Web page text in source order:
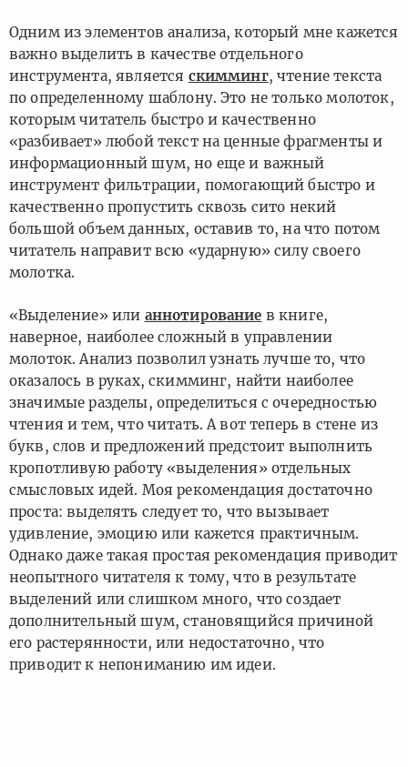
Одним из элементов анализа, который мне кажется
важно выделить в качестве отдельного
инструмента, является скимминг, чтение текста
по определенному шаблону. Это не только молоток,
которым читатель быстро и качественно
«разбивает» любой текст на ценные фрагменты и
информационный шум, но еще и важный
инструмент фильтрации, помогающий быстро и
качественно пропустить сквозь сито некий
большой объем данных, оставив то, на что потом
читатель направит всю «ударную» силу своего
молотка.
«Выделение» или аннотирование в книге,
наверное, наиболее сложный в управлении
молоток. Анализ позволил узнать лучше то, что
оказалось в руках, скимминг, найти наиболее
значимые разделы, определиться с очередностью
чтения и тем, что читать. А вот теперь в стене из
букв, слов и предложений предстоит выполнить
кропотливую работу «выделения» отдельных
смысловых идей. Моя рекомендация достаточно
проста: выделять следует то, что вызывает
удивление, эмоцию или кажется практичным.
Однако даже такая простая рекомендация приводит
неопытного читателя к тому, что в результате
выделений или слишком много, что создает
дополнительный шум, становящийся причиной
его растерянности, или недостаточно, что
приводит к непониманию им идеи.